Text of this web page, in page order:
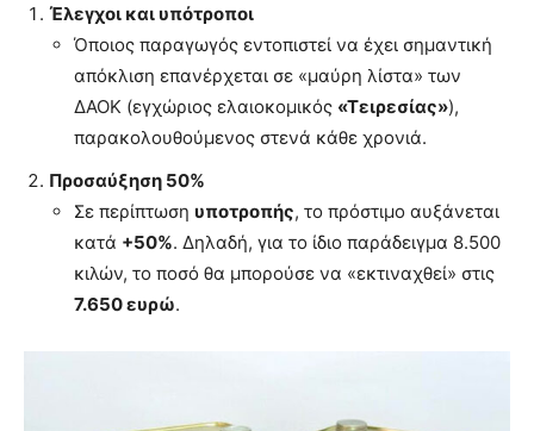
Έλεγχοι και υπότροποι
Όποιος παραγωγός εντοπιστεί να έχει σημαντική
απόκλιση επανέρχεται σε «μαύρη λίστα» των
ΔΑΟΚ (εγχώριος ελαιοκομικός «Τειρεσίας»),
παρακολουθούμενος στενά κάθε χρονιά.
Προσαύξηση 50%
Σε περίπτωση υποτροπής, το πρόστιμο αυξάνεται
κατά +50%. Δηλαδή, για το ίδιο παράδειγμα 8.500
κιλών, το ποσό θα μπορούσε να «εκτιναχθεί» στις
7.650 ευρώ.